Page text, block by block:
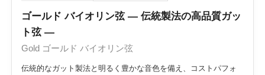
ゴールド バイオリン弦 ― 伝統製法の高品質ガッ
ト弦 ―
Gold ゴールド バイオリン弦
伝統的なガット製法と明るく豊かな音色を備え、コストパフォ